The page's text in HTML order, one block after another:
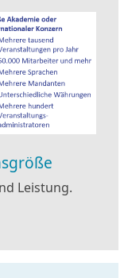
Leistung.